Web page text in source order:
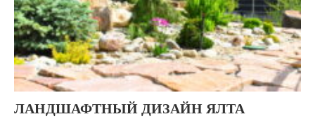
ЛАНДШАФТНЫЙ ДИЗАЙН ЯЛТА